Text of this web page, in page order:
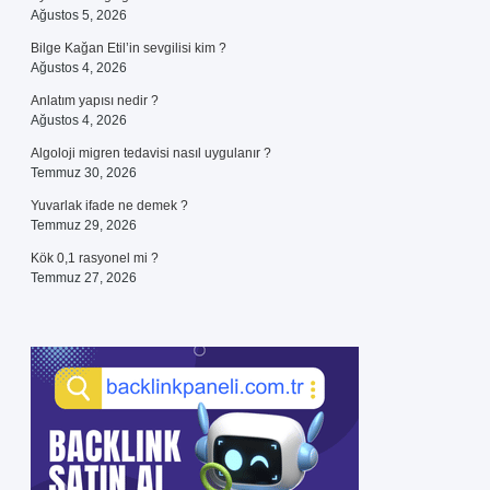
Ağustos 5, 2026
Bilge Kağan Etil’in sevgilisi kim ?
Ağustos 4, 2026
Anlatım yapısı nedir ?
Ağustos 4, 2026
Algoloji migren tedavisi nasıl uygulanır ?
Temmuz 30, 2026
Yuvarlak ifade ne demek ?
Temmuz 29, 2026
Kök 0,1 rasyonel mi ?
Temmuz 27, 2026